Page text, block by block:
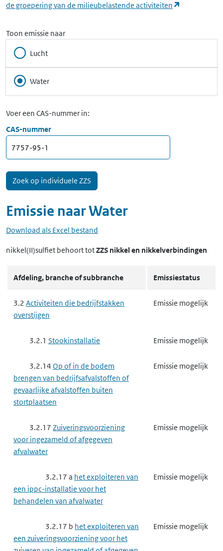
de groepering van de milieubelastende activiteiten
Toon emissie naar
Lucht
Water
Voer een CAS-nummer in:
CAS-nummer
Emissie naarWater
Download als Excel bestand
nikkel(II)sulfiet behoort totZZS nikkel en nikkelverbindingen
Afdeling, branche of subbranche Emissiestatus
3.2 Activiteiten die bedrijfstakken
overstijgen
Emissie mogelijk
3.2.1 Stookinstallatie Emissie mogelijk
3.2.14 Op of in de bodem
brengen van bedrijfsafvalstoffen of
gevaarlijke afvalstoffen buiten
stortplaatsen
Emissie mogelijk
3.2.17 Zuiveringsvoorziening
voor ingezameld of afgegeven
afvalwater
Emissie mogelijk
3.2.17 a het exploiteren van
een ippc-installatie voor het
behandelen van afvalwater
Emissie mogelijk
3.2.17 b het exploiteren van
een zuiveringsvoorziening voor het
Emissie mogelijk